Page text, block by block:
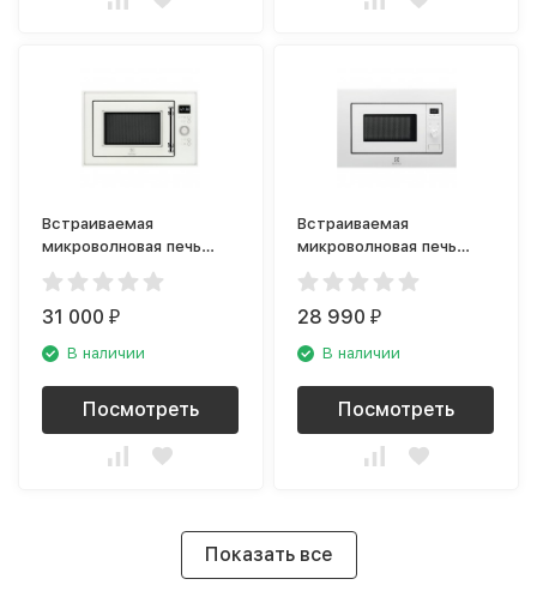
Встраиваемая
микроволновая печь
Electrolux EMT25203C
rococo
31 000₽
В наличии
Посмотреть
Встраиваемая
микроволновая печь
Electrolux LMS2173EMW
28 990₽
В наличии
Посмотреть
Показать все